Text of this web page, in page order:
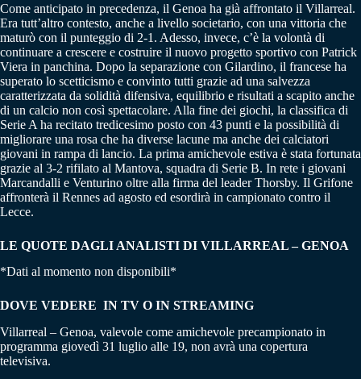
Come anticipato in precedenza, il Genoa ha già affrontato il Villarreal.
Era tutt’altro contesto, anche a livello societario, con una vittoria che
maturò con il punteggio di 2-1. Adesso, invece, c’è la volontà di
continuare a crescere e costruire il nuovo progetto sportivo con Patrick
Viera in panchina. Dopo la separazione con Gilardino, il francese ha
superato lo scetticismo e convinto tutti grazie ad una salvezza
caratterizzata da solidità difensiva, equilibrio e risultati a scapito anche
di un calcio non così spettacolare. Alla fine dei giochi, la classifica di
Serie A ha recitato tredicesimo posto con 43 punti e la possibilità di
migliorare una rosa che ha diverse lacune ma anche dei calciatori
giovani in rampa di lancio. La prima amichevole estiva è stata fortunata
grazie al 3-2 rifilato al Mantova, squadra di Serie B. In rete i giovani
Marcandalli e Venturino oltre alla firma del leader Thorsby. Il Grifone
affronterà il Rennes ad agosto ed esordirà in campionato contro il
Lecce.
LE QUOTE DAGLI ANALISTI DI VILLARREAL – GENOA
*Dati al momento non disponibili*
DOVE VEDERE IN TV O IN STREAMING
Villarreal – Genoa, valevole come amichevole precampionato in
programma giovedì 31 luglio alle 19, non avrà una copertura
televisiva.